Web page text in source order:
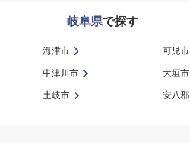
岐阜県で探す
海津市 可児市
中津川市 大垣市
土岐市 安八郡